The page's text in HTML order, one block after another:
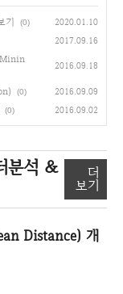
기 (0) 2020.01.10
2017.09.16
Minin
2016.09.18
(0) 2016.09.09
(0) 2016.09.02
분석 &
더
보기
Distance) 개